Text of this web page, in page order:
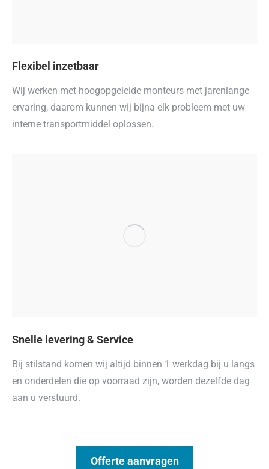
Flexibel inzetbaar
Wij werken met hoogopgeleide monteurs met jarenlange
ervaring, daarom kunnen wij bijna elk probleem met uw
interne transportmiddel oplossen.
Snelle levering & Service
Bij stilstand komen wij altijd binnen 1 werkdag bij u langs
en onderdelen die op voorraad zijn, worden dezelfde dag
aan u verstuurd.
Offerte aanvragen